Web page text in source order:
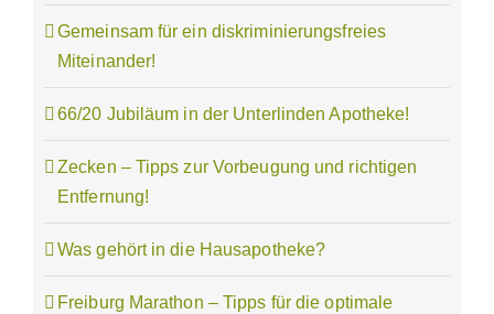
Gemeinsam für ein diskriminierungsfreies
Miteinander!
66/20 Jubiläum in der Unterlinden Apotheke!
Zecken – Tipps zur Vorbeugung und richtigen
Entfernung!
Was gehört in die Hausapotheke?
Freiburg Marathon – Tipps für die optimale